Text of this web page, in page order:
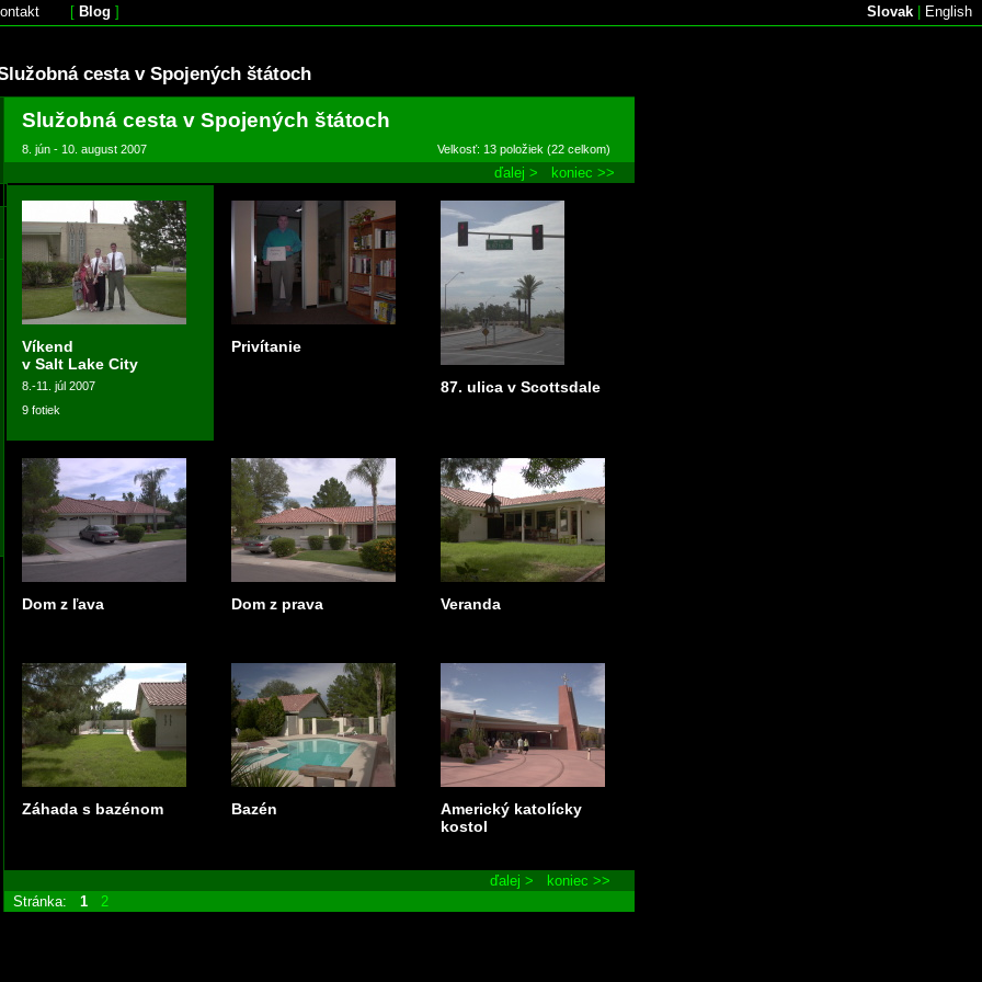
[ Blog ] Slovak English
cesta v Spojených štátoch
Služobná cesta v Spojených štátoch
8. jún - 10. august 2007 Velkosť: 13 položiek (22 celkom)
ďalej > koniec >>
Víkend
v Salt Lake City
8.-11. júl 2007
9 fotiek
Privítanie
87. ulica v Scottsdale
Dom z ľava Dom z prava Veranda
Záhada s bazénom Bazén
Americký katolícky
kostol
ďalej >
koniec >>
Stránka:
1 2